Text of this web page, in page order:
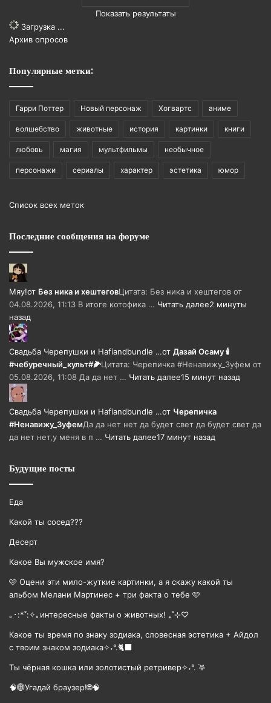
Показать результаты
Загрузка ...
Архив опросов
Популярные метки:
Гарри Поттер Новый персонаж Хогвартс аниме
волшебство животные история картинки книги
любовь магия мультфильмы необычное
персонажи сериалы характер эстетика юмор
Список всех меток
Последние сообщения на форуме
Мяу!от Без ника и хештеговЦитата: Без ника и хештегов от
04.08.2026, 11:13 В итоге котофика … Читать далее2 минуты
назад
Свадьба Черепушки и Hafiandbundle …от Дазай Осаму 🕯
#чебуречный_культ#🌽Цитата: Черепичка #Ненавижу_Зуфем от
05.08.2026, 11:08 Да да нет … Читать далее15 минут назад
Свадьба Черепушки и Hafiandbundle …от Черепичка
#Ненавижу_ЗуфемДа да нет нет да будет свет да будет свет да
да нет нет,у меня в п … Читать далее17 минут назад
Будущие посты
Еда
Какой ты сосед???
Десерт
Какое Вы мужское имя?
🩷 Оцени эти мило-жуткие картинки, а я скажу какой ты
альбом Мелани Мартинес + три факта о тебе 🩷
｡･:*˚:✧｡интересные факты о животных! ₊˚⊹♡
Какое ты время по знаку зодиака, словесная эстетика + Айдол
с твоим знаком зодиака✧˖°.🐈‍⬛
Ты чёрная кошка или золотистый ретривер✧˖°. ࣪𖤐
🧠🌐Угадай браузер!🌐🧠